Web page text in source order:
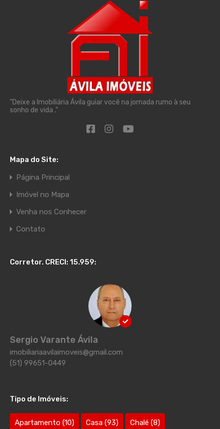
"Deixe a Imobiliária Ávila guiar você na jornada rumo à seu
sonho de vida ."
Mapa do Site:
Página Principal
Imóvel no Mapa
Venha nos Conhecer
Contato
Corretor. CRECI: 15.959:
Sergio Varante Ávila
imobiliariaavilaimoveis@gmail.com
(51) 99651-0449
Tipo de Imóveis:
Apartamento (10) Casa (93) Chalé (8)